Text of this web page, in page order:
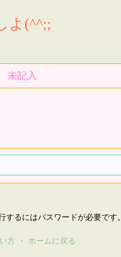
よ(^^;;
未記入
るにはパスワードが必要です。
方 ・ ホームに戻る